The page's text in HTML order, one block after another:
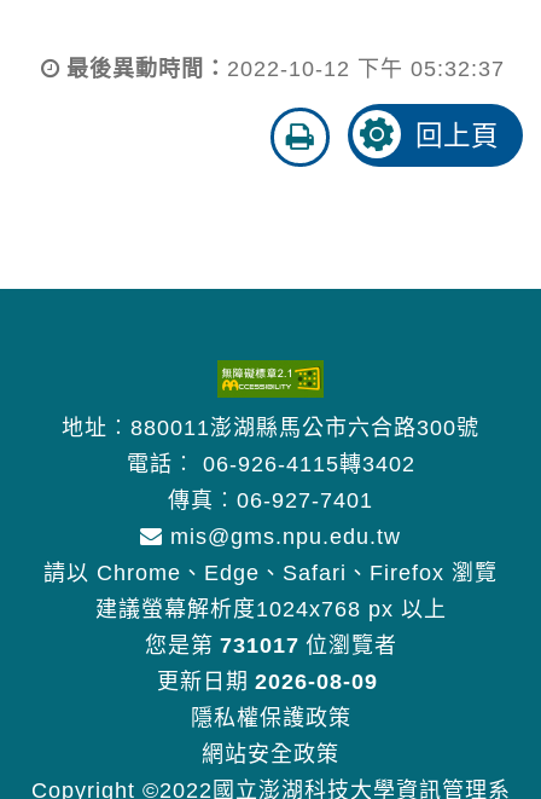
最後異動時間： 2022-10-12 下午 05:32:37
友
善
回上頁
地址︰880011澎湖縣馬公市六合路300號
電話︰ 06-926-4115轉3402
傳真︰06-927-7401
mis@gms.npu.edu.tw
請以 Chrome、Edge、Safari、Firefox 瀏覽
建議螢幕解析度1024x768 px 以上
您是第 731017 位瀏覽者
更新日期 2026-08-09
隱私權保護政策
網站安全政策
Copyright ©2022國立澎湖科技大學資訊管理系